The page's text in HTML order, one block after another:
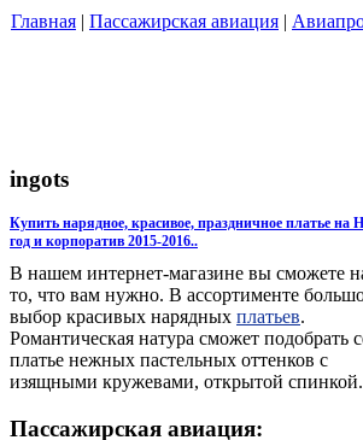
Главная | Пассажирская авиация |
ingots
Купить нарядное, красивое, праздничное платье на
год и корпоратив 2015-2016..
В нашем интернет-магазине вы сможете
то, что вам нужно. В ассортименте
выбор красивых нарядных платьев.
Романтическая натура сможет подобрать
платье нежных пастельных оттенков с
изящными кружевами, открытой спинкой.
Пассажирская авиация: